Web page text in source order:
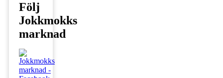
Följ
Jokkmokks
marknad